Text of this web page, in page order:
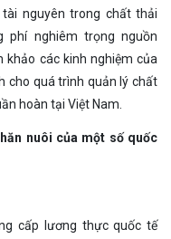
nguyên trong chất thải
phí nghiêm trọng nguồn
khảo các kinh nghiệm của
cho quá trình quản lý chất
hoàn tại Việt Nam.
nuôi của một số quốc
cấp lương thực quốc tế